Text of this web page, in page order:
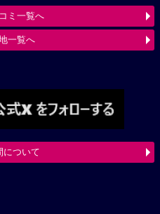
ミ一覧へ
一覧へ
について